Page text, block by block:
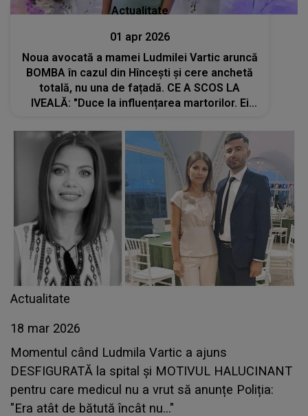
Actualitate
01 apr 2026
Noua avocată a mamei Ludmilei Vartic aruncă
BOMBA în cazul din Hîncești și cere anchetă
totală, nu una de fațadă. CE A SCOS LA
IVEALĂ: "Duce la influențarea martorilor. Ei
Actualitate
18 mar 2026
Momentul când Ludmila Vartic a ajuns
DESFIGURATĂ la spital și MOTIVUL HALUCINANT
pentru care medicul nu a vrut să anunțe Poliția:
"Era atât de bătută încât nu..."